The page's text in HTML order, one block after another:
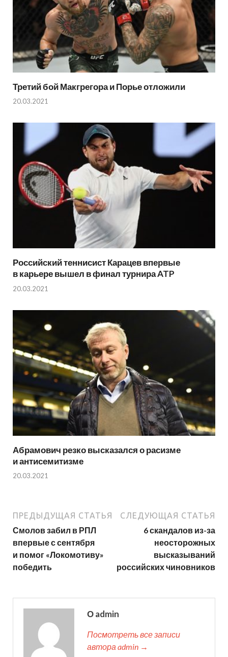
Третий бой Макгрегора и Порье отложили
20.03.2021
Российский теннисист Карацев впервые
в карьере вышел в финал турнира ATP
20.03.2021
Абрамович резко высказался о расизме
и антисемитизме
20.03.2021
ПРЕДЫДУЩАЯ СТАТЬЯ
Смолов забил в РПЛ
впервые с сентября
и помог «Локомотиву»
победить
СЛЕДУЮЩАЯ СТАТЬЯ
6 скандалов из-за
неосторожных
высказываний
российских чиновников
О admin
Посмотреть все записи
автора admin →